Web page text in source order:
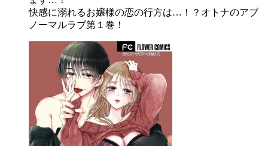
快感に溺れるお嬢様の恋の行方は…！？オトナのアブ
ノーマルラブ第１巻！